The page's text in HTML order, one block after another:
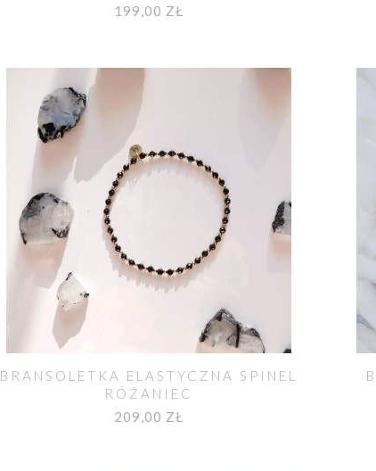
199,00 ZŁ
BRANSOLETKA ELASTYCZNA SPINEL
RÓŻANIEC
209,00 ZŁ